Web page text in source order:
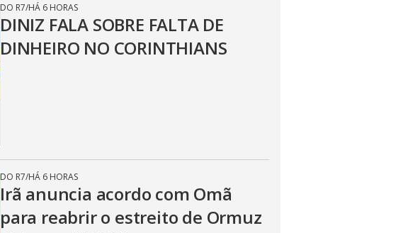
DO R7/HÁ 6 HORAS
DINIZ FALA SOBRE FALTA DE
DINHEIRO NO CORINTHIANS
DO R7/HÁ 6 HORAS
Irã anuncia acordo com Omã
para reabrir o estreito de Ormuz